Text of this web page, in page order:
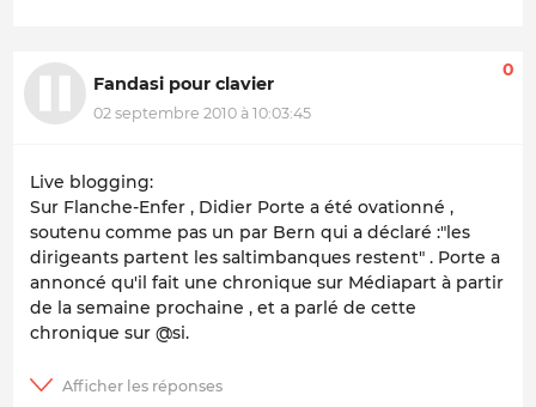
Fandasi pour clavier
02 septembre 2010 à 10:03:45
0
Live blogging:
Sur Flanche-Enfer , Didier Porte a été ovationné ,
soutenu comme pas un par Bern qui a déclaré :"les
dirigeants partent les saltimbanques restent" . Porte a
annoncé qu'il fait une chronique sur Médiapart à partir
de la semaine prochaine , et a parlé de cette
chronique sur @si.